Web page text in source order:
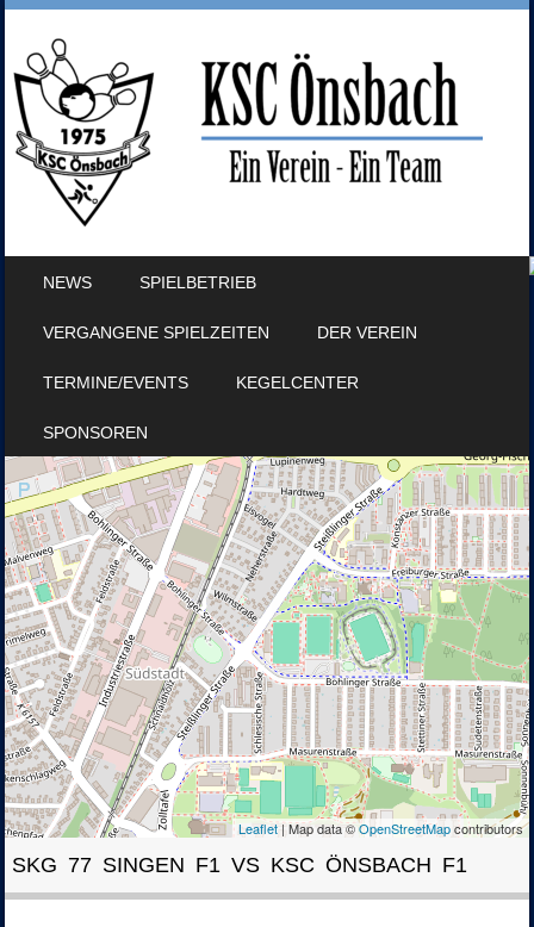
NEWS SPIELBETRIEB
VERGANGENE SPIELZEITEN DER VEREIN
TERMINE/EVENTS KEGELCENTER
SPONSOREN
Leaflet| Map data ©OpenStreetMapcontributors
SKG 77 SINGEN F1 VS KSC ÖNSBACH F1